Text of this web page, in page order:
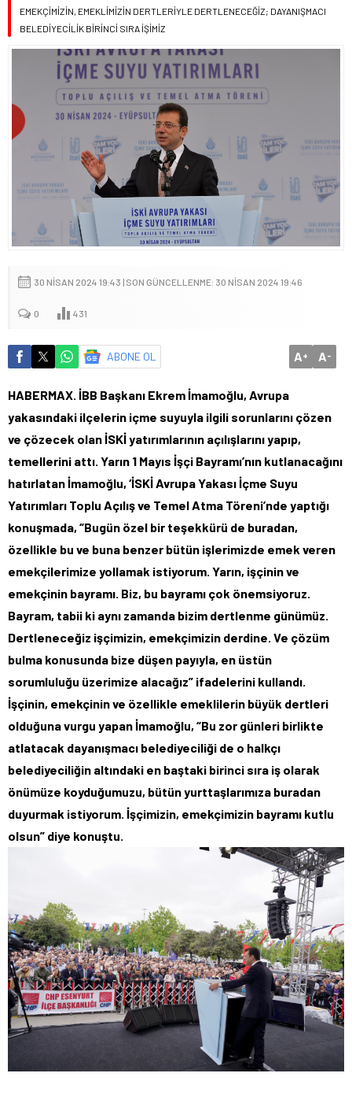
EMEKÇİMİZİN, EMEKLİMİZİN DERTLERİYLE DERTLENECEĞİZ; DAYANIŞMACI
BELEDİYECİLİK BİRİNCİ SIRA İŞİMİZ
30 NISAN 2024 19:43 | SON GÜNCELLENME: 30 NISAN 2024 19:46
0 431
ABONE OL A+ A-
HABERMAX. İBB Başkanı Ekrem İmamoğlu, Avrupa
yakasındaki ilçelerin içme suyuyla ilgili sorunlarını çözen
ve çözecek olan İSKİ yatırımlarının açılışlarını yapıp,
temellerini attı. Yarın 1 Mayıs İşçi Bayramı’nın kutlanacağını
hatırlatan İmamoğlu, ‘İSKİ Avrupa Yakası İçme Suyu
Yatırımları Toplu Açılış ve Temel Atma Töreni’nde yaptığı
konuşmada, “Bugün özel bir teşekkürü de buradan,
özellikle bu ve buna benzer bütün işlerimizde emek veren
emekçilerimize yollamak istiyorum. Yarın, işçinin ve
emekçinin bayramı. Biz, bu bayramı çok önemsiyoruz.
Bayram, tabii ki aynı zamanda bizim dertlenme günümüz.
Dertleneceğiz işçimizin, emekçimizin derdine. Ve çözüm
bulma konusunda bize düşen payıyla, en üstün
sorumluluğu üzerimize alacağız” ifadelerini kullandı.
İşçinin, emekçinin ve özellikle emeklilerin büyük dertleri
olduğuna vurgu yapan İmamoğlu, “Bu zor günleri birlikte
atlatacak dayanışmacı belediyeciliği de o halkçı
belediyeciliğin altındaki en baştaki birinci sıra iş olarak
önümüze koyduğumuzu, bütün yurttaşlarımıza buradan
duyurmak istiyorum. İşçimizin, emekçimizin bayramı kutlu
olsun” diye konuştu.